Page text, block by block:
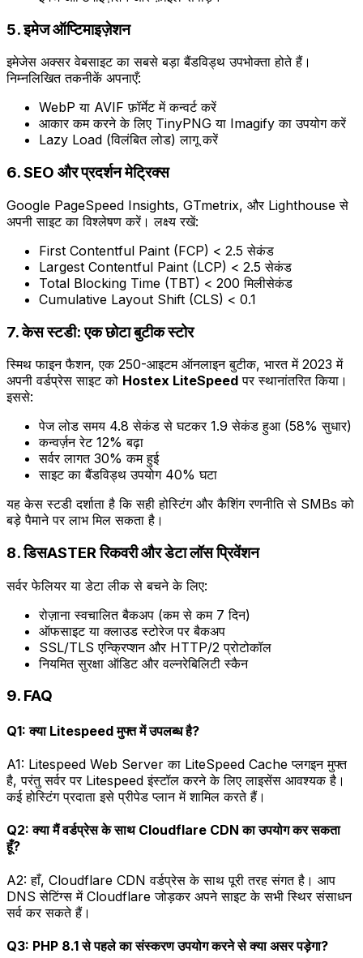
5. इमेज ऑप्टिमाइज़ेशन
इमेजेस अक्सर वेबसाइट का सबसे बड़ा बैंडविड्थ उपभोक्ता होते हैं।
निम्नलिखित तकनीकें अपनाएँ:
WebP या AVIF फ़ॉर्मेट में कन्वर्ट करें
आकार कम करने के लिए TinyPNG या Imagify का उपयोग करें
Lazy Load (विलंबित लोड) लागू करें
6. SEO और प्रदर्शन मेट्रिक्स
Google PageSpeed Insights, GTmetrix, और Lighthouse से
अपनी साइट का विश्लेषण करें। लक्ष्य रखें:
First Contentful Paint (FCP) < 2.5 सेकंड
Largest Contentful Paint (LCP) < 2.5 सेकंड
Total Blocking Time (TBT) < 200 मिलीसेकंड
Cumulative Layout Shift (CLS) < 0.1
7. केस स्टडी: एक छोटा बुटीक स्टोर
स्मिथ फाइन फैशन, एक 250-आइटम ऑनलाइन बुटीक, भारत में 2023 में
अपनी वर्डप्रेस साइट को Hostex LiteSpeed पर स्थानांतरित किया।
इससे:
पेज लोड समय 4.8 सेकंड से घटकर 1.9 सेकंड हुआ (58% सुधार)
कन्वर्ज़न रेट 12% बढ़ा
सर्वर लागत 30% कम हुई
साइट का बैंडविड्थ उपयोग 40% घटा
यह केस स्टडी दर्शाता है कि सही होस्टिंग और कैशिंग रणनीति से SMBs को
बड़े पैमाने पर लाभ मिल सकता है।
8. डिसASTER रिकवरी और डेटा लॉस प्रिवेंशन
सर्वर फेलियर या डेटा लीक से बचने के लिए:
रोज़ाना स्वचालित बैकअप (कम से कम 7 दिन)
ऑफसाइट या क्लाउड स्टोरेज पर बैकअप
SSL/TLS एन्क्रिप्शन और HTTP/2 प्रोटोकॉल
नियमित सुरक्षा ऑडिट और वल्नरेबिलिटी स्कैन
9. FAQ
Q1: क्या Litespeed मुफ्त में उपलब्ध है?
A1: Litespeed Web Server का LiteSpeed Cache प्लगइन मुफ्त
है, परंतु सर्वर पर Litespeed इंस्टॉल करने के लिए लाइसेंस आवश्यक है।
कई होस्टिंग प्रदाता इसे प्रीपेड प्लान में शामिल करते हैं।
Q2: क्या मैं वर्डप्रेस के साथ Cloudflare CDN का उपयोग कर सकता
हूँ?
A2: हाँ, Cloudflare CDN वर्डप्रेस के साथ पूरी तरह संगत है। आप
DNS सेटिंग्स में Cloudflare जोड़कर अपने साइट के सभी स्थिर संसाधन
सर्व कर सकते हैं।
Q3: PHP 8.1 से पहले का संस्करण उपयोग करने से क्या असर पड़ेगा?